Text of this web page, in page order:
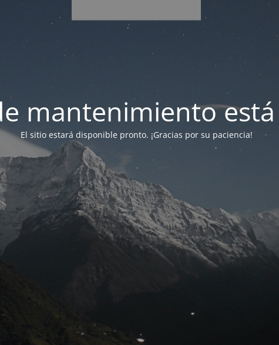
mantenimiento
El sitio estará disponible pronto. ¡Gracias por su paciencia!